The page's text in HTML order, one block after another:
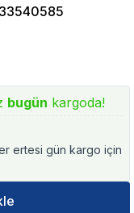
bugün kargoda!
ertesi gün kargo için